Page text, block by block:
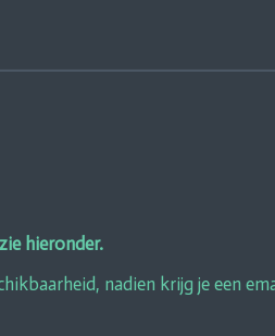
hieronder.
nadien krijg je een